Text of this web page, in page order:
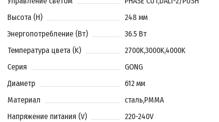
Высота (H)
248 мм
Энергопотребление (Вт)
36.5 Вт
Температура цвета (K)
2700K,3000K,4000K
Серия
GONG
Диаметр
612 мм
Материал
сталь,PMMA
Напряжение питания (V)
220-240V